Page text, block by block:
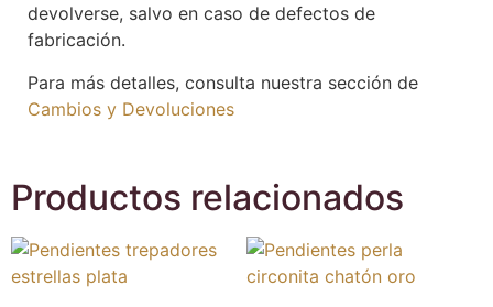
devolverse, salvo en caso de defectos de
fabricación.
Para más detalles, consulta nuestra sección de
Cambios y Devoluciones
Productos relacionados